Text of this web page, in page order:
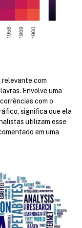
relevante com
Envolve uma
com o
significa que ela
utilizam esse
em uma